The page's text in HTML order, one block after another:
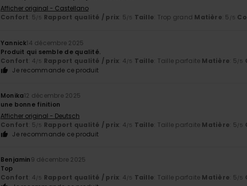
Afficher original - Castellano
Confort: 5/5 Rapport qualité / prix: 5/5 Taille: Trop grand Matière: 5 /5
Yannick14 décembre 2025
Produit qui semble de qualité.
Confort: 4/5 Rapport qualité / prix: 4/5 Taille: Taille parfaite Matière: 5/5
Je recommande ce produit
Monika12 décembre 2025
une bonne finition
Afficher original - Deutsch
Confort: 5/5 Rapport qualité / prix: 4/5 Taille: Taille parfaite Matière: 5/5
Je recommande ce produit
Benjamin9 décembre 2025
Top
Confort: 4/5 Rapport qualité / prix: 4/5 Taille: Taille parfaite Matière: 5/5